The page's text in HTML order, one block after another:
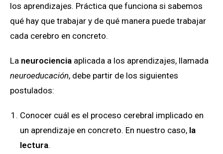
los aprendizajes. Práctica que funciona si sabemos
qué hay que trabajar y de qué manera puede trabajar
cada cerebro en concreto.
La neurociencia aplicada a los aprendizajes, llamada
neuroeducación, debe partir de los siguientes
postulados:
Conocer cuál es el proceso cerebral implicado en
un aprendizaje en concreto. En nuestro caso, la
lectura.